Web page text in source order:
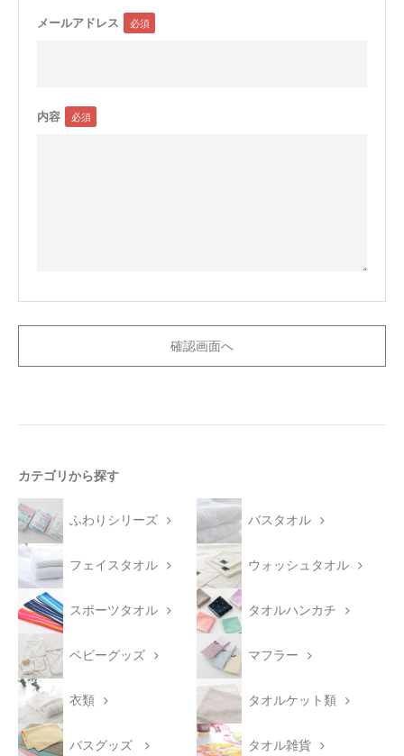
メールアドレス
内容
カテゴリから探す
ふわりシリーズ バスタオル
フェイスタオル ウォッシュタオル
スポーツタオル タオルハンカチ
ベビーグッズ マフラー
衣類 タオルケット類
バスグッズ タオル雑貨